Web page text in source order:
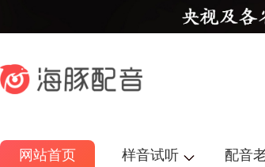
网站首页 样音试听 配音